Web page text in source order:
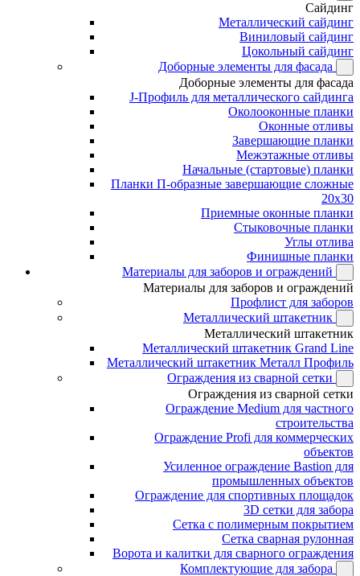
Сайдинг
Металлический сайдинг
Виниловый сайдинг
Цокольный сайдинг
Доборные элементы для фасада
Доборные элементы для фасада
J-Профиль для металлического сайдинга
Околооконные планки
Оконные отливы
Завершающие планки
Межэтажные отливы
Начальные (стартовые) планки
Планки П-образные завершающие сложные
20x30
Приемные оконные планки
Стыковочные планки
Углы отлива
Финишные планки
Материалы для заборов и ограждений
Материалы для заборов и ограждений
Профлист для заборов
Металлический штакетник
Металлический штакетник
Металлический штакетник Grand Line
Металлический штакетник Металл Профиль
Ограждения из сварной сетки
Ограждения из сварной сетки
Ограждение Medium для частного
строительства
Ограждение Profi для коммерческих
объектов
Усиленное ограждение Bastion для
промышленных объектов
Ограждение для спортивных площадок
3D сетки для забора
Сетка с полимерным покрытием
Сетка сварная рулонная
Ворота и калитки для сварного ограждения
Комплектующие для забора